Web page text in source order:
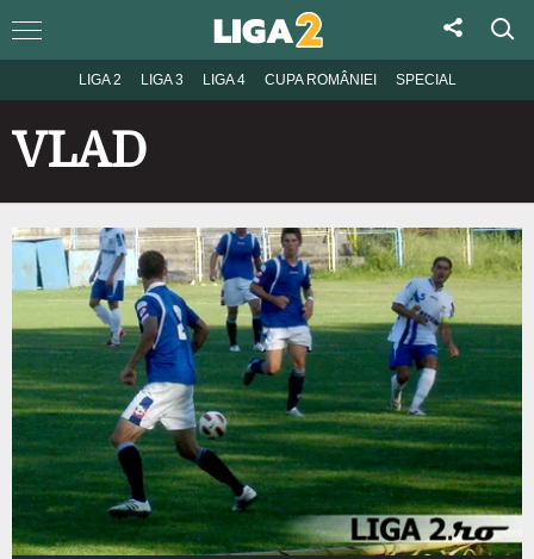
LIGA 2 LIGA 3 LIGA 4 CUPA ROMÂNIEI SPECIAL
VLAD